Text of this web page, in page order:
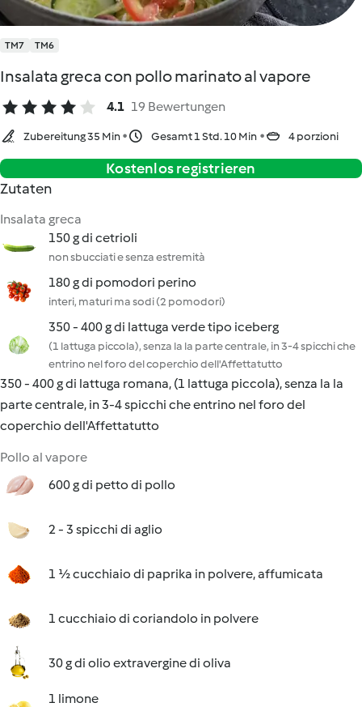
TM7 TM6
Insalata greca con pollo marinato al vapore
4.1 19 Bewertungen
Zubereitung 35 Min Gesamt 1 Std. 10 Min 4 porzioni
Kostenlos registrieren
Zutaten
Insalata greca
150 g di cetrioli
non sbucciati e senza estremità
180 g di pomodori perino
interi, maturi ma sodi (2 pomodori)
350 - 400 g di lattuga verde tipo iceberg
(1 lattuga piccola), senza la la parte centrale, in 3-4 spicchi che
entrino nel foro del coperchio dell'Affettatutto
350 - 400 g di lattuga romana, (1 lattuga piccola), senza la la
parte centrale, in 3-4 spicchi che entrino nel foro del
coperchio dell'Affettatutto
Pollo al vapore
600 g di petto di pollo
2 - 3 spicchi di aglio
1 ½ cucchiaio di paprika in polvere, affumicata
1 cucchiaio di coriandolo in polvere
30 g di olio extravergine di oliva
1 limone